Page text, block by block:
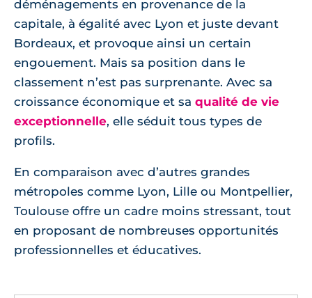
déménagements en provenance de la
capitale, à égalité avec Lyon et juste devant
Bordeaux, et provoque ainsi un certain
engouement. Mais sa position dans le
classement n’est pas surprenante. Avec sa
croissance économique et sa qualité de vie
exceptionnelle, elle séduit tous types de
profils.
En comparaison avec d’autres grandes
métropoles comme Lyon, Lille ou Montpellier,
Toulouse offre un cadre moins stressant, tout
en proposant de nombreuses opportunités
professionnelles et éducatives.